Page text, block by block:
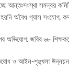
আন্তঃসংস্থা সমন্বয়
অবৈধ গ্যাস সংযোগ,
অভিযোগ: জবির ৬৮
ও আইন-শৃঙ্খলা উন্নয়ন